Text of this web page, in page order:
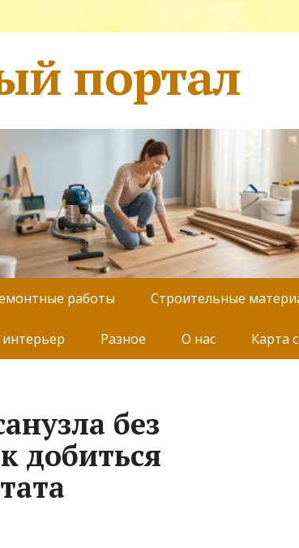
портал
работы Строительные
Разное О нас Карта
без
добиться